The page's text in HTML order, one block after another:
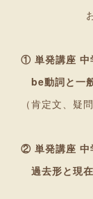
① 単発講座 中
be動詞と一
（肯定文、疑
② 単発講座 中
過去形と現